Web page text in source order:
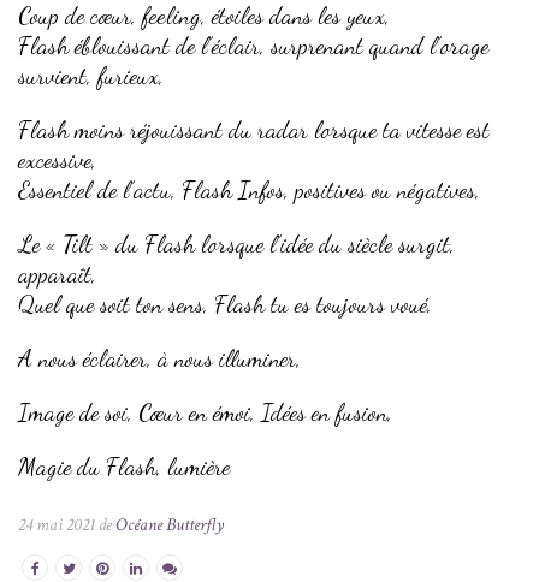
Coup de cœur, feeling, étoiles dans les yeux,
Flash éblouissant de l’éclair, surprenant quand l’orage
survient, furieux,
Flash moins réjouissant du radar lorsque ta vitesse est
excessive,
Essentiel de l’actu, Flash Infos, positives ou négatives,
Le « Tilt » du Flash lorsque l’idée du siècle surgit,
apparaît,
Quel que soit ton sens, Flash tu es toujours voué,
A nous éclairer, à nous illuminer,
Image de soi, Cœur en émoi, Idées en fusion,
Magie du Flash, lumière
24 mai 2021 deOcéane Butterfly